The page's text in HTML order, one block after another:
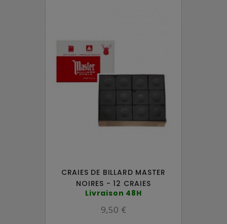
CRAIES DE BILLARD MASTER
NOIRES - 12 CRAIES
Livraison 48H
9,50 €